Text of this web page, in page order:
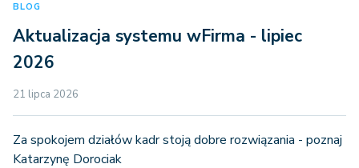
BLOG
Aktualizacja systemu wFirma - lipiec
2026
21 lipca 2026
Za spokojem działów kadr stoją dobre rozwiązania - poznaj
Katarzynę Dorociak